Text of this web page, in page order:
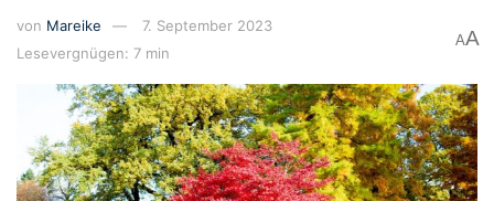
von Mareike
7. September 2023
Lesevergnügen: 7 min
AA